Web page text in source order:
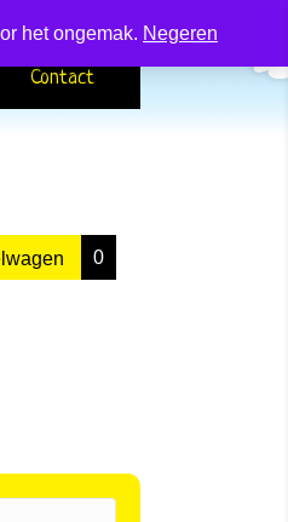
het ongemak. Negeren
Contact
0